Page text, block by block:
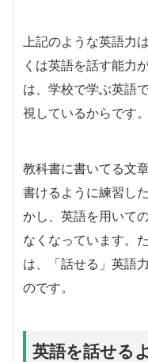
上記のような英語力
くは英語を話す能力
は、学校で学ぶ英語
視しているからです。
教科書に書いてる文
書けるように練習し
かし、英語を用いて
なくなっています。
は、「話せる」英語
のです。
英語を話せる